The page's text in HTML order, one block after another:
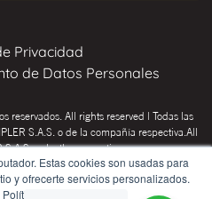
Estas cookies son usadas para
y ofrecerte servicios personalizados.
de Privacidad.
Privacidad
de Datos Personales
reservados. All rights reserved | Todas las
S.A.S. o de la compañía respectiva.All
or by the respective company.
Educación para el trabajo y el desarrollo
Inspección y vigilancia Secretaría de